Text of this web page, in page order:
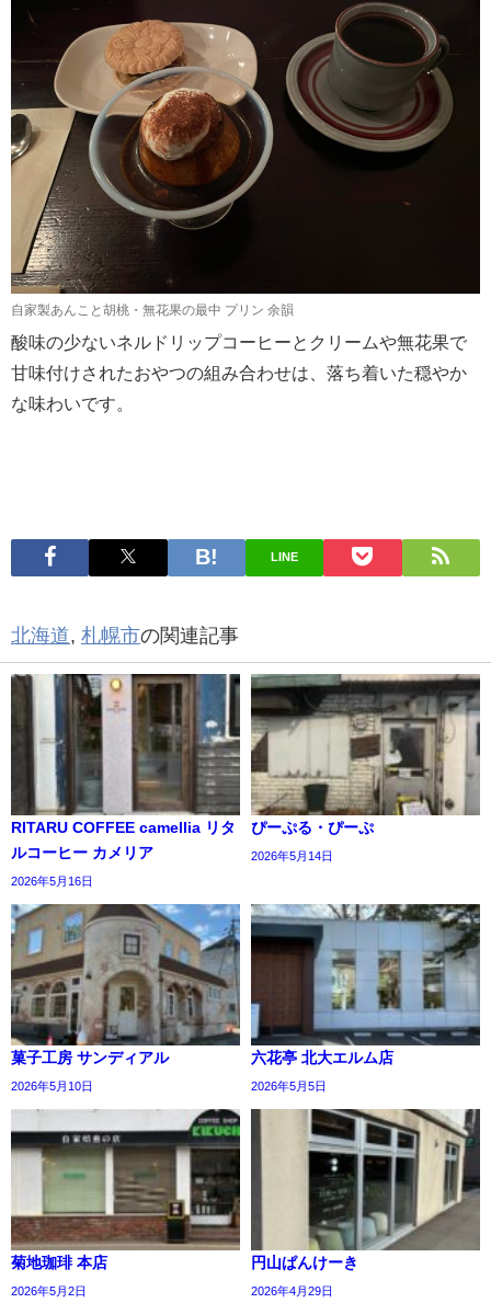
自家製あんこと胡桃・無花果の最中 プリン 余韻
酸味の少ないネルドリップコーヒーとクリームや無花果で
甘味付けされたおやつの組み合わせは、落ち着いた穏やか
な味わいです。
LINE
北海道, 札幌市の関連記事
RITARU COFFEE camellia リタ
ルコーヒー カメリア
2026年5月16日
ぴーぷる・ぴーぷ
2026年5月14日
菓子工房 サンディアル
2026年5月10日
六花亭 北大エルム店
2026年5月5日
菊地珈琲 本店
2026年5月2日
円山ぱんけーき
2026年4月29日